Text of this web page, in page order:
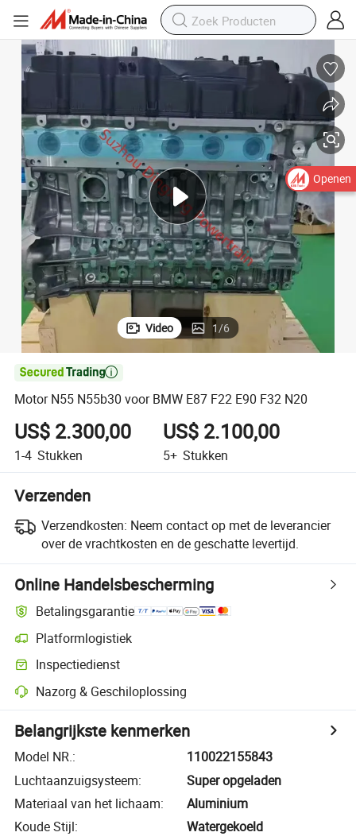
Video 1/6

Motor N55 N55b30 voor BMW E87 F22 E90 F32 N20
US$ 2.300,00
1-4 Stukken
US$ 2.100,00
5+ Stukken
Verzenden
Verzendkosten: Neem contact op met de leverancier
over de vrachtkosten en de geschatte levertijd.
Online Handelsbescherming
Betalingsgarantie
Platformlogistiek
Inspectiedienst
Nazorg & Geschiloplossing
Belangrijkste kenmerken
Model NR.:
110022155843
Luchtaanzuigsysteem:
Super opgeladen
Materiaal van het lichaam:
Aluminium
Koude Stijl:
Watergekoeld
Openen